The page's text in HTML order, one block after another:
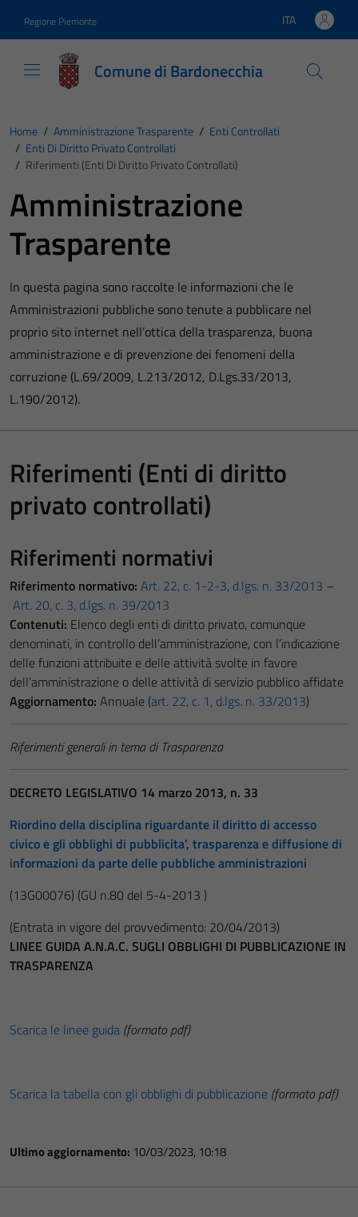
Regione Piemonte Lingua attiva:
ITA
Comune di Bardonecchia
Home / Amministrazione Trasparente / Enti Controllati
/ Enti Di Diritto Privato Controllati
/ Riferimenti (Enti Di Diritto Privato Controllati)
Amministrazione
Trasparente
In questa pagina sono raccolte le informazioni che le
Amministrazioni pubbliche sono tenute a pubblicare nel
proprio sito internet nell’ottica della trasparenza, buona
amministrazione e di prevenzione dei fenomeni della
corruzione (L.69/2009, L.213/2012, D.Lgs.33/2013,
L.190/2012).
Riferimenti (Enti di diritto
privato controllati)
Riferimenti normativi
Riferimento normativo: Art. 22, c. 1-2-3, d.lgs. n. 33/2013 –
Art. 20, c. 3, d.lgs. n. 39/2013
Contenuti: Elenco degli enti di diritto privato, comunque
denominati, in controllo dell’amministrazione, con l’indicazione
delle funzioni attribuite e delle attività svolte in favore
dell’amministrazione o delle attività di servizio pubblico affidate
Aggiornamento: Annuale (art. 22, c. 1, d.lgs. n. 33/2013)
Riferimenti generali in tema di Trasparenza
DECRETO LEGISLATIVO 14 marzo 2013, n. 33
Riordino della disciplina riguardante il diritto di accesso
civico e gli obblighi di pubblicita’, trasparenza e diffusione di
informazioni da parte delle pubbliche amministrazioni
(13G00076) (GU n.80 del 5-4-2013 )
(Entrata in vigore del provvedimento: 20/04/2013)
LINEE GUIDA A.N.A.C. SUGLI OBBLIGHI DI PUBBLICAZIONE IN
TRASPARENZA
Scarica le linee guida (formato pdf)
Scarica la tabella con gli obblighi di pubblicazione (formato pdf)
Ultimo aggiornamento: 10/03/2023, 10:18